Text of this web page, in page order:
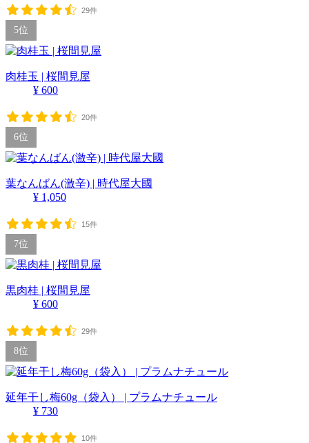
29件
5位
肉桂玉 | 桜間見屋
¥ 600
20件
6位
葉なんばん(激辛) | 時代屋大國
¥ 1,050
15件
7位
黒肉桂 | 桜間見屋
¥ 600
29件
8位
延年干し梅60g（袋入） | プラムナチュール
¥ 730
10件